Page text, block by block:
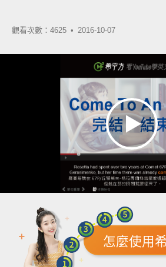
觀看次數：4625 • 2016-10-07
怎麼使用